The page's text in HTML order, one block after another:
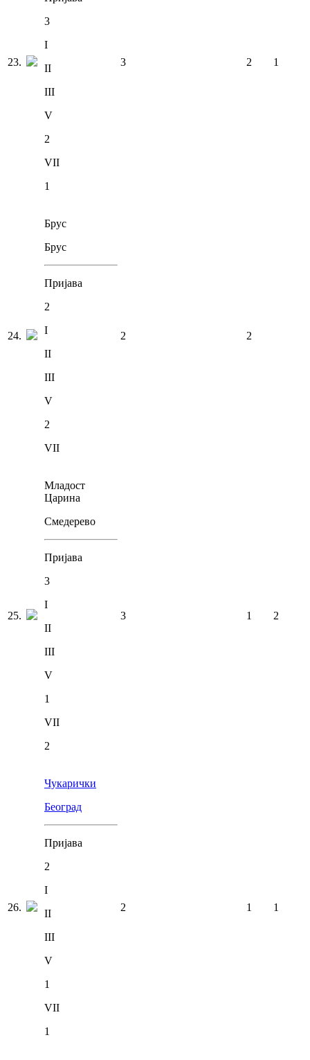
23.
3
I
II
III
V
2
VII
1
3 2 1
24.
Брус
Брус
Пријава
2
I
II
III
V
2
VII
2 2
25.
Младост
Царина
Смедерево
Пријава
3
I
II
III
V
1
VII
2
3 1 2
26.
Чукарички
Београд
Пријава
2
I
II
III
V
1
VII
1
2 1 1